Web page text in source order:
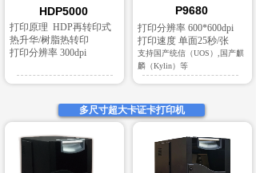
HDP5000 P9680
打印分辨率 600*600dpi
打印速度 单面25秒/张
支持国产统信（UOS）,国产麒
麟（Kylin）等
打印原理 HDP再转印式
热升华/树脂热转印
打印分辨率 300dpi
多尺寸超大卡证卡打印机